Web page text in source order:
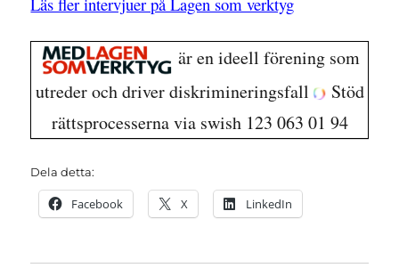
är en ideell förening som
utreder och driver diskrimineringsfall
Stöd
rättsprocesserna via swish 123 063 01 94
Dela detta:
Facebook X LinkedIn